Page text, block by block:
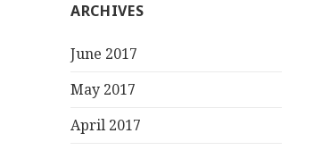
h
o
:
ARCHIVES
June 2017
May 2017
April 2017